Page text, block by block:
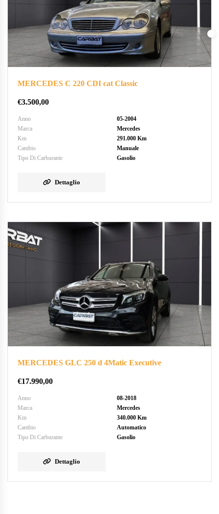
MERCEDES C 220 CDI cat Classic
€3.500,00
Anno
05-2004
Marca
Mercedes
Km
291.000 Km
Cambio
Manuale
Tipo Di Carburante
Gasolio
Dettaglio
MERCEDES GLC 250 d 4Matic Executive
€17.990,00
Anno
08-2018
Marca
Mercedes
Km
340.000 Km
Cambio
Automatico
Tipo Di Carburante
Gasolio
Dettaglio